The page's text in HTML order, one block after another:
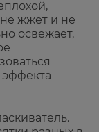
жжет и не
освежает,